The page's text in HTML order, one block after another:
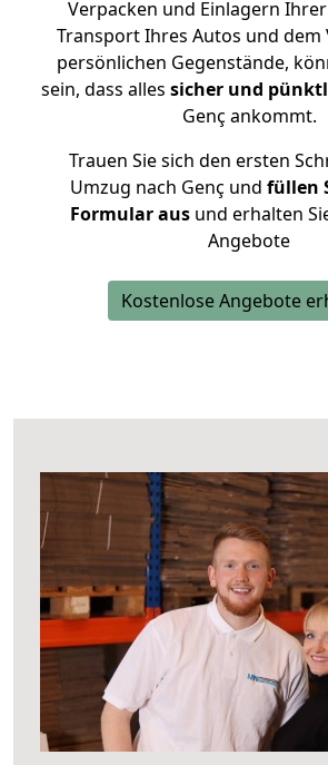
Verpacken und Einlagern
Transport Ihres Autos und dem
persönlichen Gegenstände,
sein, dass alles sicher und
Genç ankommt.
Trauen Sie sich den ersten
Umzug nach Genç und füllen
Formular ausund erhalten
Angebote
Kostenlose Angebote